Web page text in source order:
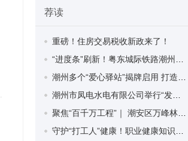
荐读
重磅！住房交易税收新政来了！